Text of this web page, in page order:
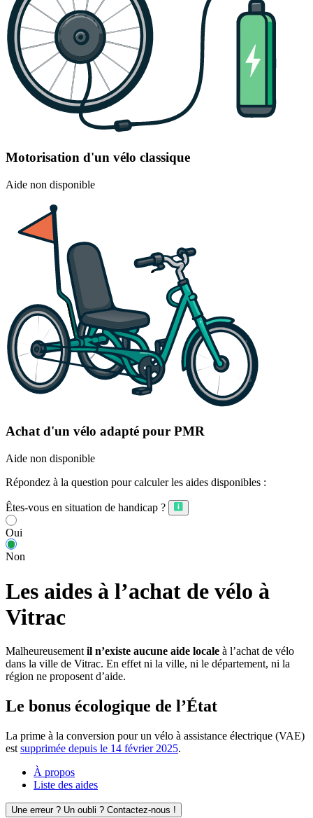
Motorisation d'un vélo classique
Aide non disponible
Achat d'un vélo adapté pour PMR
Aide non disponible
Répondez à la question pour calculer les aides disponibles :
Êtes-vous en situation de handicap ?
Oui
Non
Les aides à l’achat de vélo à
Vitrac
Malheureusement il n’existe aucune aide locale à l’achat de vélo
dans la ville de Vitrac. En effet ni la ville, ni le département, ni la
région ne proposent d’aide.
Le bonus écologique de l’État
La prime à la conversion pour un vélo à assistance électrique (VAE)
est supprimée depuis le 14 février 2025.
À propos
Liste des aides
Une erreur ? Un oubli ? Contactez-nous !